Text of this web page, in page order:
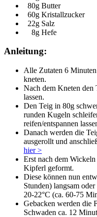
80g Butter
60g Kristallzucker
22g Salz
8g Hefe
Anleitung:
Alle Zutaten 6
kneten.
Nach dem Kneten den
lassen.
Den Teig in 80g
runden Kugeln
reifen/entspannen
Danach werden die
ausgerollt und
hier >
Erst nach dem
Kipferl geformt.
Diese können nun
Stunden) langsam
20-22°C (ca. 60-75
Gebacken werden die
Schwaden ca. 12